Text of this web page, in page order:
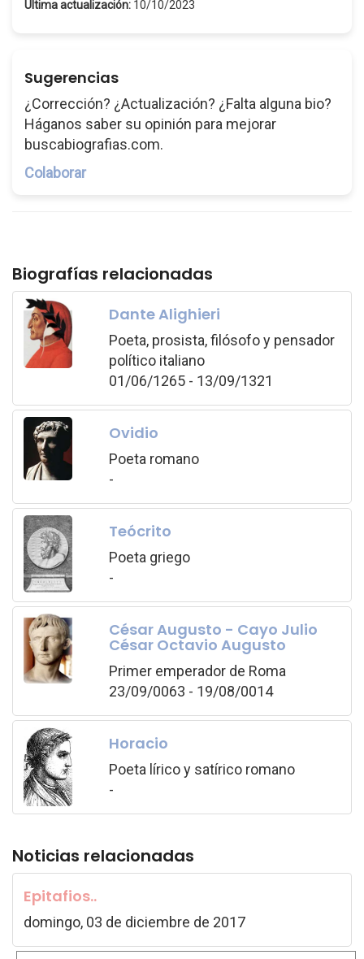
Última actualización: 10/10/2023
Sugerencias
¿Corrección? ¿Actualización? ¿Falta alguna bio?
Háganos saber su opinión para mejorar
buscabiografias.com.
Colaborar
Biografías relacionadas
Dante Alighieri
Poeta, prosista, filósofo y pensador
político italiano
01/06/1265 - 13/09/1321
Ovidio
Poeta romano
-
Teócrito
Poeta griego
-
César Augusto - Cayo Julio
César Octavio Augusto
Primer emperador de Roma
23/09/0063 - 19/08/0014
Horacio
Poeta lírico y satírico romano
-
Noticias relacionadas
Epitafios..
domingo, 03 de diciembre de 2017